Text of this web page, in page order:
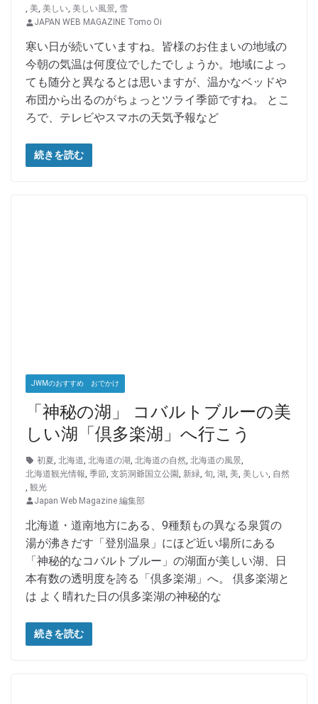
, 美, 美しい, 美しい風景, 雪
JAPAN WEB MAGAZINE Tomo Oi
寒い日が続いていますね。皆様のお住まいの地域の
今朝の気温は何度位でしたでしょうか。地域によっ
ても随分と異なるとは思いますが、温かなベッドや
布団から出るのがちょっとツライ季節ですね。 とこ
ろで、テレビやスマホの天気予報など
続きを読む
JWMのおすすめ おでかけ
「神秘の湖」 コバルトブルーの美
しい湖「倶多楽湖」へ行こう
初夏 北海道 北海道の湖 北海道の自然 北海道の風景
北海道観光情報 季節 支笏洞爺国立公園 新緑 旬 湖 美 美しい 自然
観光
Japan Web Magazine 編集部
北海道・道南地方にある、9種類もの異なる泉質の
湯が沸きだす「登別温泉」にほど近い場所にある
「神秘的なコバルトブルー」の湖面が美しい湖、日
本有数の透明度を誇る「倶多楽湖」へ。 倶多楽湖と
は よく晴れた日の倶多楽湖の神秘的な
続きを読む